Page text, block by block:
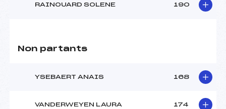
RAINOUARD SOLENE 190
Non partants
YSEBAERT ANAIS 168
VANDERWEYEN LAURA 174